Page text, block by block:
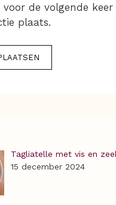
voor de volgende
plaats.
Tagliatelle met vis en
15 december 2024